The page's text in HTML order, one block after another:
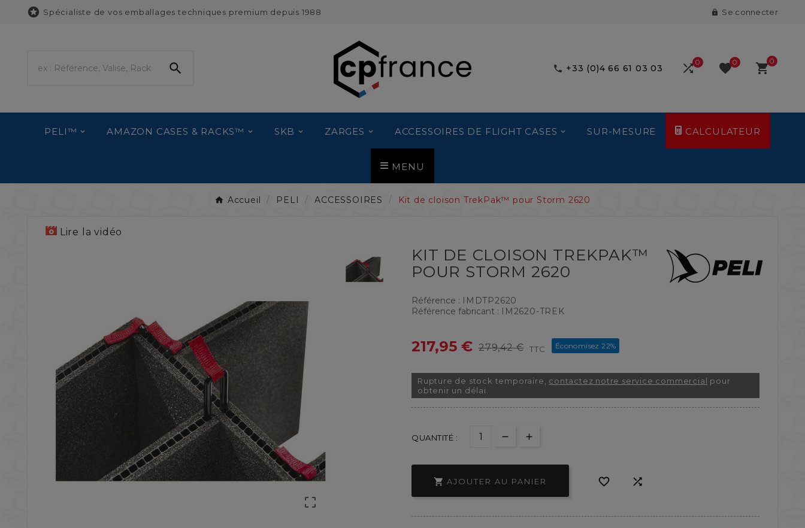
 Spécialiste de vos emballages techniques premium depuis 1988  Se connecter
  +33 (0)4 66 61 03 03 0 0 
0
PELI™ AMAZON CASES & RACKS™ SKB ZARGES ACCESSOIRES DE FLIGHT CASES SUR-MESURE CALCULATEUR
MENU
Accueil PELI ACCESSOIRES Kit de cloison TrekPak™ pour Storm 2620
Lire la vidéo

KIT DE CLOISON TREKPAK™
POUR STORM 2620
Référence : IMDTP2620
Référence fabricant : IM2620-TREK
217,95 € 279,42 € TTC Économisez 22%
Rupture de stock temporaire, contactez notre service commercial pour
obtenir un délai.
QUANTITÉ :
 AJOUTER AU PANIER  